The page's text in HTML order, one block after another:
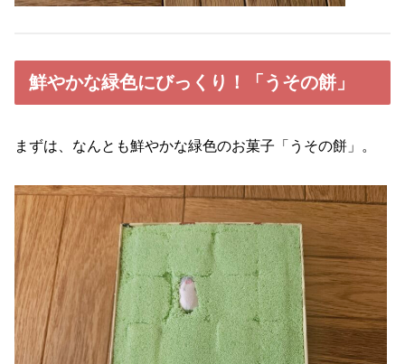
鮮やかな緑色にびっくり！「うその餅」
まずは、なんとも鮮やかな緑色のお菓子「うその餅」。